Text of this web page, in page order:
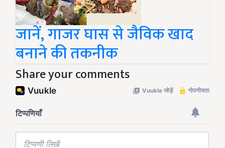
जानें, गाजर घास से जैविक खाद
बनाने की तकनीक
Share your comments